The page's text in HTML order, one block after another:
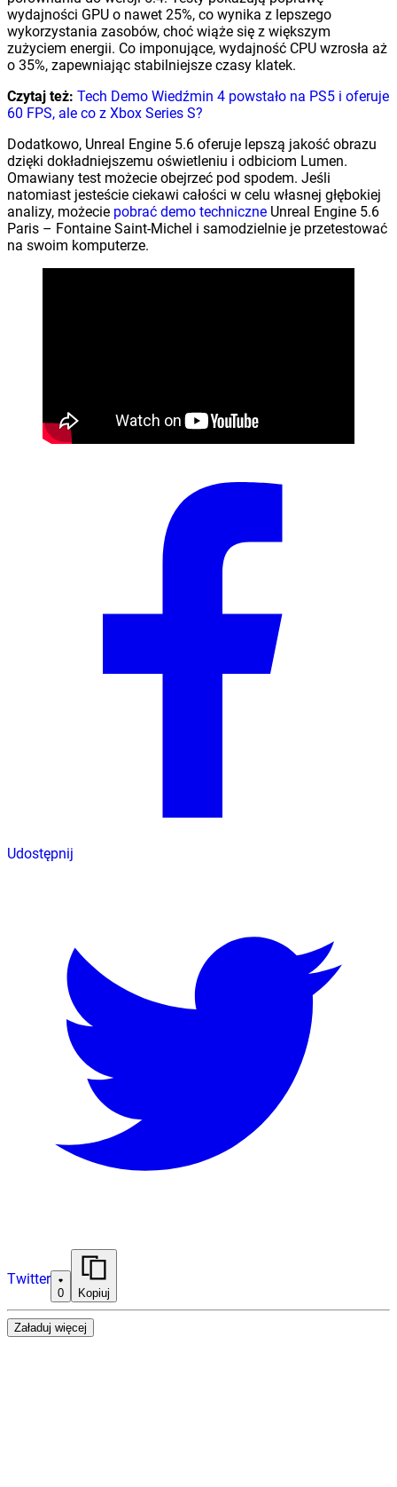
wydajności GPU o nawet 25%, co wynika z lepszego
wykorzystania zasobów, choć wiąże się z większym
zużyciem energii. Co imponujące, wydajność CPU wzrosła aż
o 35%, zapewniając stabilniejsze czasy klatek.
Czytaj też: Tech Demo Wiedźmin 4 powstało na PS5 i oferuje
60 FPS, ale co z Xbox Series S?
Dodatkowo, Unreal Engine 5.6 oferuje lepszą jakość obrazu
dzięki dokładniejszemu oświetleniu i odbiciom Lumen.
Omawiany test możecie obejrzeć pod spodem. Jeśli
natomiast jesteście ciekawi całości w celu własnej głębokiej
analizy, możecie pobrać demo techniczne Unreal Engine 5.6
Paris – Fontaine Saint-Michel i samodzielnie je przetestować
na swoim komputerze.
Udostępnij
Twitter
0 Kopiuj
Załaduj więcej